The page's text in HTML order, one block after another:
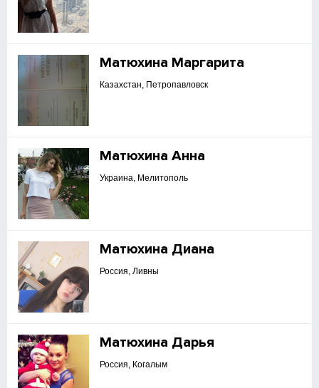
Матюхина Маргарита
Казахстан, Петропавловск
Матюхина Анна
Украина, Мелитополь
Матюхина Диана
Россия, Ливны
Матюхина Дарья
Россия, Когалым